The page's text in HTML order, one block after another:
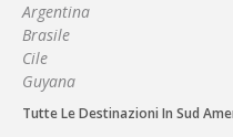
Argentina
Brasile
Cile
Guyana
Tutte Le Destinazioni In Sud